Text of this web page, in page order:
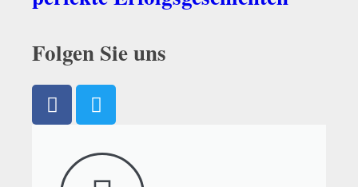
Folgen Sie uns